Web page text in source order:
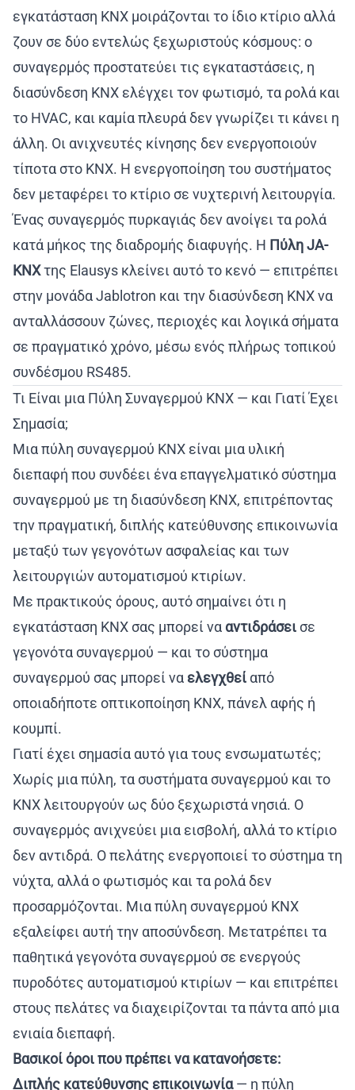
εγκατάσταση KNX μοιράζονται το ίδιο κτίριο αλλά
ζουν σε δύο εντελώς ξεχωριστούς κόσμους: ο
συναγερμός προστατεύει τις εγκαταστάσεις, η
διασύνδεση KNX ελέγχει τον φωτισμό, τα ρολά και
το HVAC, και καμία πλευρά δεν γνωρίζει τι κάνει η
άλλη. Οι ανιχνευτές κίνησης δεν ενεργοποιούν
τίποτα στο KNX. Η ενεργοποίηση του συστήματος
δεν μεταφέρει το κτίριο σε νυχτερινή λειτουργία.
Ένας συναγερμός πυρκαγιάς δεν ανοίγει τα ρολά
κατά μήκος της διαδρομής διαφυγής. Η Πύλη JA-
KNXτης Elausys κλείνει αυτό το κενό — επιτρέπει
στην μονάδα Jablotron και την διασύνδεση KNX να
ανταλλάσσουν ζώνες, περιοχές και λογικά σήματα
σε πραγματικό χρόνο, μέσω ενός πλήρως τοπικού
συνδέσμου RS485.
Τι Είναι μια Πύλη Συναγερμού KNX — και Γιατί Έχει
Σημασία;
Μια πύλη συναγερμού KNX είναι μια υλική
διεπαφή που συνδέει ένα επαγγελματικό σύστημα
συναγερμού με τη διασύνδεση KNX, επιτρέποντας
την πραγματική, διπλής κατεύθυνσης επικοινωνία
μεταξύ των γεγονότων ασφαλείας και των
λειτουργιών αυτοματισμού κτιρίων.
Με πρακτικούς όρους, αυτό σημαίνει ότι η
εγκατάσταση KNX σας μπορεί να αντιδράσεισε
γεγονότα συναγερμού — και το σύστημα
συναγερμού σας μπορεί να ελεγχθεί από
οποιαδήποτε οπτικοποίηση KNX, πάνελ αφής ή
κουμπί.
Γιατί έχει σημασία αυτό για τους ενσωματωτές;
Χωρίς μια πύλη, τα συστήματα συναγερμού και το
KNX λειτουργούν ως δύο ξεχωριστά νησιά. Ο
συναγερμός ανιχνεύει μια εισβολή, αλλά το κτίριο
δεν αντιδρά. Ο πελάτης ενεργοποιεί το σύστημα τη
νύχτα, αλλά ο φωτισμός και τα ρολά δεν
προσαρμόζονται. Μια πύλη συναγερμού KNX
εξαλείφει αυτή την αποσύνδεση. Μετατρέπει τα
παθητικά γεγονότα συναγερμού σε ενεργούς
πυροδότες αυτοματισμού κτιρίων — και επιτρέπει
στους πελάτες να διαχειρίζονται τα πάντα από μια
ενιαία διεπαφή.
Βασικοί όροι που πρέπει να κατανοήσετε:
Διπλής κατεύθυνσης επικοινωνία— η πύλη